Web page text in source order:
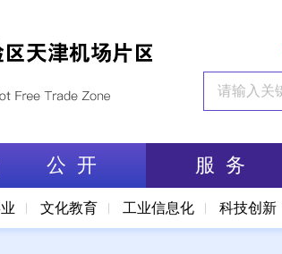
公 开 服 务
文化教育 工业信息化 科技创新